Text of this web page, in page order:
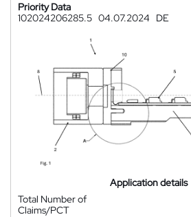
Priority Data
102024206285.5 04.07.2024 DE
Application details
Total Number of
Claims/PCT